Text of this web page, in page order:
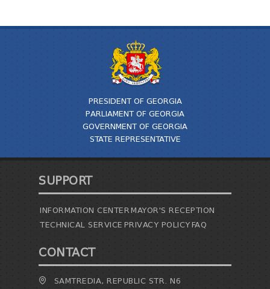
PRESIDENT OF GEORGIA
PARLIAMENT OF GEORGIA
GOVERNMENT OF GEORGIA
STATE REPRESENTATIVE
SUPPORT
INFORMATION CENTERMAYOR'S RECEPTION
TECHNICAL SERVICE PRIVACY POLICYFAQ
CONTACT
SAMTREDIA, REPUBLIC STR. N6